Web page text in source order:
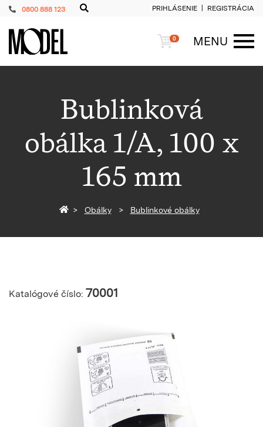
0800 888 123 PRIHLÁSENIE REGISTRÁCIA
PackShop Košík
0
MENU
Bublinková
obálka 1/A, 100 x
165 mm
Späť na homepage
Obálky Bublinkové obálky
Katalógové číslo: 70001